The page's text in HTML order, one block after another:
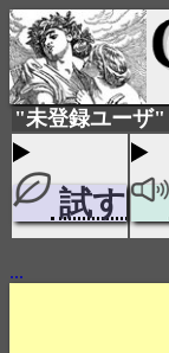
"未登録ユーザ"
試す
...